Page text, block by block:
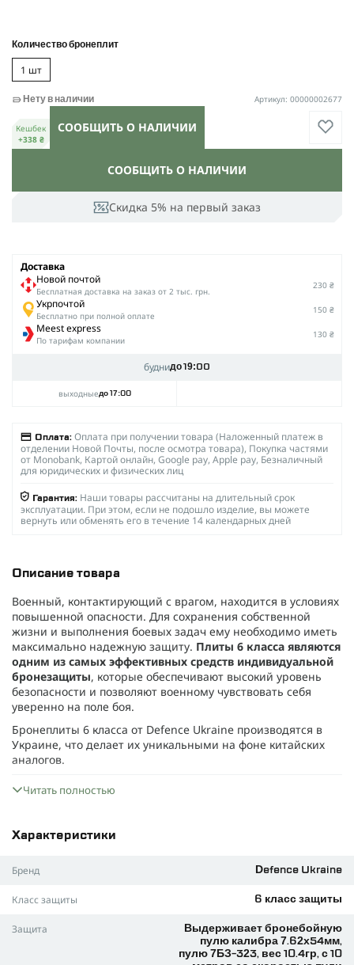
Количество бронеплит
1 шт
Скидка 5% на первый заказ
СООБЩИТЬ О НАЛИЧИИ
Нету в наличии Артикул: 00000002677
Кешбек
+338 ₴
СООБЩИТЬ О НАЛИЧИИ
Доставка
Новой почтой
Беcплатная доставка на заказ от 2 тыс. грн.
230 ₴
Укрпочтой
Бесплатно при полной оплате
150 ₴
Meest express
По тарифам компании
130 ₴
буднидо 19:00
выходныедо 17:00
Оплата: Оплата при получении товара (Наложенный платеж в
отделении Новой Почты, после осмотра товара), Покупка частями
от Monobank, Картой онлайн, Google pay, Apple pay, Безналичный
для юридических и физических лиц
Гарантия: Наши товары рассчитаны на длительный срок
эксплуатации. При этом, если не подошло изделие, вы можете
вернуть или обменять его в течение 14 календарных дней
Описание товара
Военный, контактирующий с врагом, находится в условиях
повышенной опасности. Для сохранения собственной
жизни и выполнения боевых задач ему необходимо иметь
максимально надежную защиту. Плиты 6 класса являются
одним из самых эффективных средств индивидуальной
бронезащиты, которые обеспечивают высокий уровень
безопасности и позволяют военному чувствовать себя
уверенно на поле боя.
Бронеплиты 6 класса от Defence Ukraine производятся в
Украине, что делает их уникальными на фоне китайских
аналогов.
Плиты
обеспечивают полную площадь защиты, путем
сверхвысокомолекулярный полиэтилен (СВМПЭ), который
также есть в составе, позволяет хорошо распределять
плиты имеют минимальную запредельную деформацию.
Вес плиты составляет
наиболее качественных. Это самый высокий уровень
защиты, согласно нормам ДСТУ.Они способны
Читать полностью
Характеристики
Бренд Defence Ukraine
Класс защиты 6 класс защиты
Защита
Выдерживает бронебойную
пулю калибра 7.62х54мм,
пулю 7БЗ-323, вес 10.4гр, с 10